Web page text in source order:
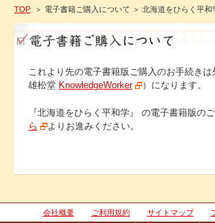
TOP ＞ 電子書籍ご購入について ＞ 北海道をひらく平和
これより先の電子書籍版ご購入のお手続き
雄松堂 KnowledgeWorker ）になります。
『北海道をひらく平和学』 の電子書籍版のご
ら
よりお進みください。
会社概要 ご利用規約 サイトマップ